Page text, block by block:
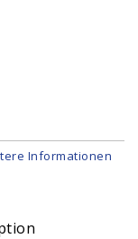
Informationen